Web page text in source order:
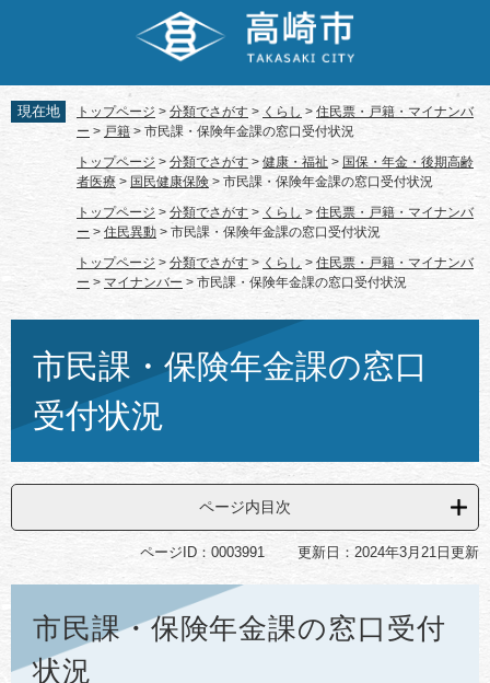
先
頭
を
飛
現在地 トップページ > 分類でさがす > くらし > 住民票・戸籍・マイナンバ
ー > 戸籍 > 市民課・保険年金課の窓口受付状況
トップページ > 分類でさがす > 健康・福祉 > 国保・年金・後期高齢
者医療 > 国民健康保険 > 市民課・保険年金課の窓口受付状況
トップページ > 分類でさがす > くらし > 住民票・戸籍・マイナンバ
ー > 住民異動 > 市民課・保険年金課の窓口受付状況
トップページ > 分類でさがす > くらし > 住民票・戸籍・マイナンバ
ー > マイナンバー > 市民課・保険年金課の窓口受付状況
市民課・保険年金課の窓口
受付状況
ページ内目次
ページID：0003991 更新日：2024年3月21日更新
市民課・保険年金課の窓口受付
状況